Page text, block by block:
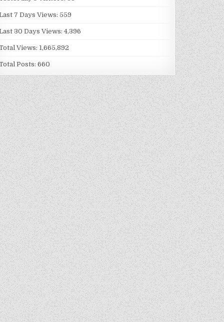
7 Days Views:559
30 Days Views:4,396
Views: 1,665,892
Posts:660